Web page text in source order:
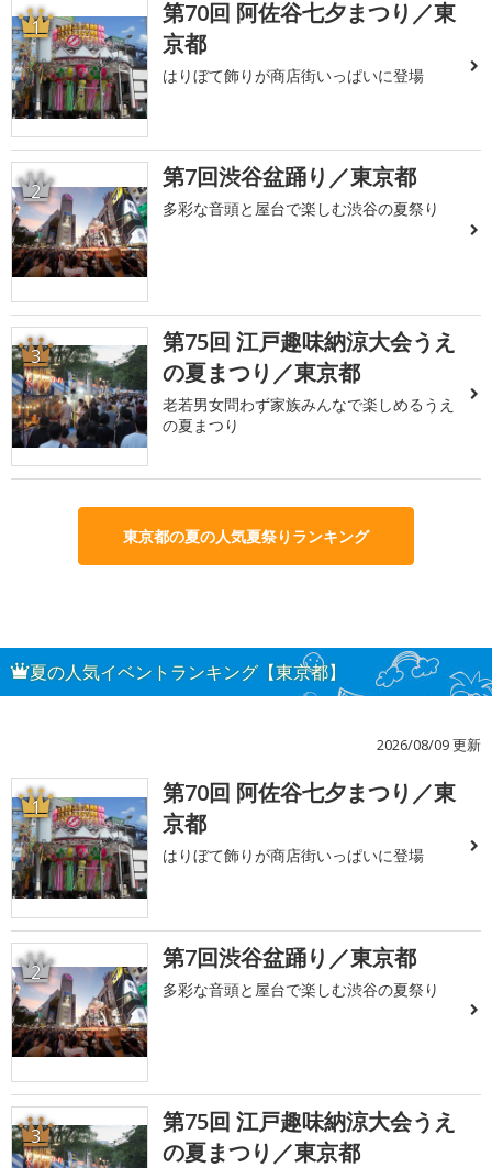
1
第70回 阿佐谷七夕まつり／東
京都
はりぼて飾りが商店街いっぱいに登場
2 第7回渋谷盆踊り／東京都
多彩な音頭と屋台で楽しむ渋谷の夏祭り
3
第75回 江戸趣味納涼大会うえ
の夏まつり／東京都
老若男女問わず家族みんなで楽しめるうえ
の夏まつり
東京都の夏の人気夏祭りランキング
夏の人気イベントランキング【東京都】
2026/08/09 更新
1
第70回 阿佐谷七夕まつり／東
京都
はりぼて飾りが商店街いっぱいに登場
2 第7回渋谷盆踊り／東京都
多彩な音頭と屋台で楽しむ渋谷の夏祭り
3
第75回 江戸趣味納涼大会うえ
の夏まつり／東京都